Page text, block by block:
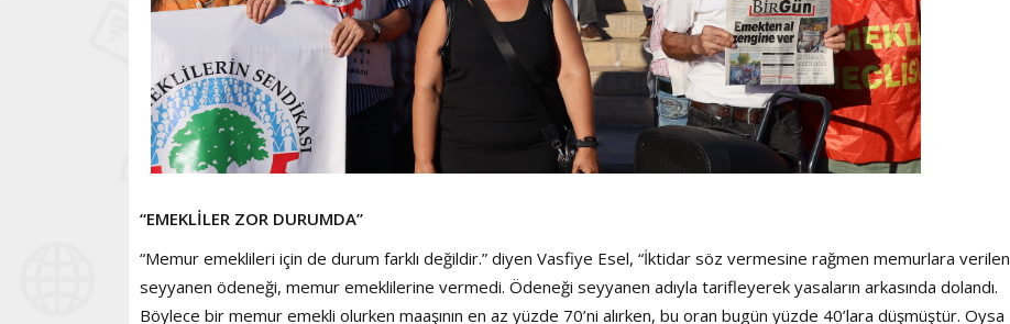
“EMEKLİLER ZOR DURUMDA”
“Memur emeklileri için de durum farklı değildir.” diyen Vasfiye Esel, “İktidar söz vermesine rağmen memurlara verilen
seyyanen ödeneği, memur emeklilerine vermedi. Ödeneği seyyanen adıyla tarifleyerek yasaların arkasında dolandı.
Böylece bir memur emekli olurken maaşının en az yüzde 70’ni alırken, bu oran bugün yüzde 40’lara düşmüştür. Oysa